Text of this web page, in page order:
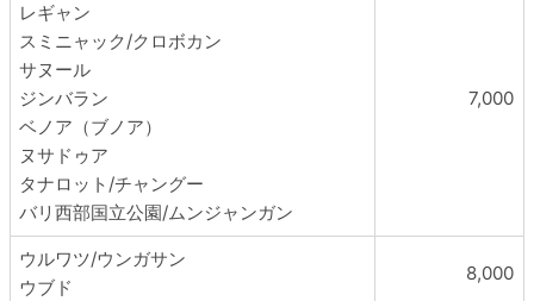
レギャン
スミニャック/クロボカン
サヌール
ジンバラン
ベノア（ブノア）
ヌサドゥア
タナロット/チャングー
バリ西部国立公園/ムンジャンガン
7,000
ウルワツ/ウンガサン
ウブド
8,000